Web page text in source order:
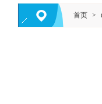
口,qy866千
亿国际首页
亿国
首页 >